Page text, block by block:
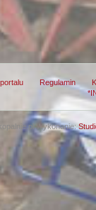
Regulamin
Wykonanie: